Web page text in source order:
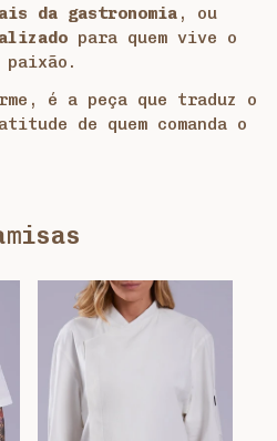
da gastronomia , ou
para quem vive o
paixão.
é a peça que traduz o
de quem comanda o